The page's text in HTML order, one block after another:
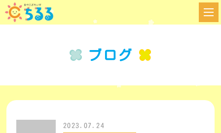
ブログ
2023.07.24